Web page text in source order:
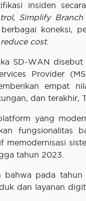
insiden
, Simplify
koneksi,
reduce cost.
SD-WAN
Provider
empat
dan terakhir,
yang
fungsionalitas
memodernisasi
tahun 2023.
bahwa pada
dan layanan